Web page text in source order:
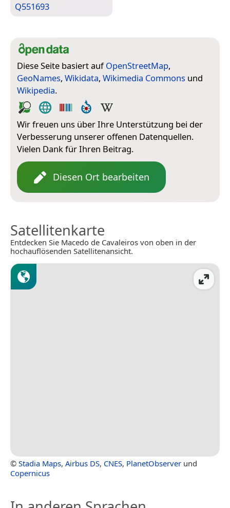
Q551693
Diese Seite basiert aufOpenStreetMap,
GeoNames, Wikidata, Wikimedia Commons und
Wikipedia.
Wir freuen uns über Ihre Unterstützung bei der
Verbesserung unserer offenen Datenquellen.
Vielen Dank für Ihren Beitrag.
Diesen Ort bearbeiten
Satellitenkarte
Entdecken Sie Macedo de Cavaleiros von oben in der
hochauflösenden Satellitenansicht.
© Stadia Maps, Airbus DS, CNES, PlanetObserver und
Copernicus